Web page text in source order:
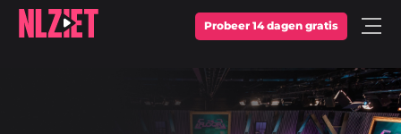
Probeer 14 dagen gratis Open